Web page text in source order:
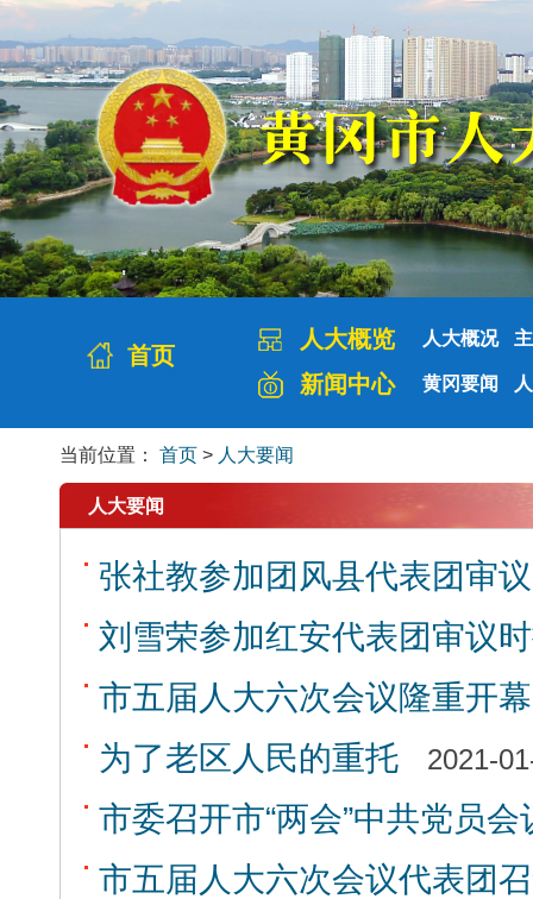
首页
人大概览 人大概况
新闻中心 黄冈要闻
当前位置： 首页 > 人大要闻
人大要闻
张社教参加团风县代表团审
刘雪荣参加红安代表团审议
市五届人大六次会议隆重开幕
为了老区人民的重托
2021-
市委召开市“两会”中共党员会
市五届人大六次会议代表团